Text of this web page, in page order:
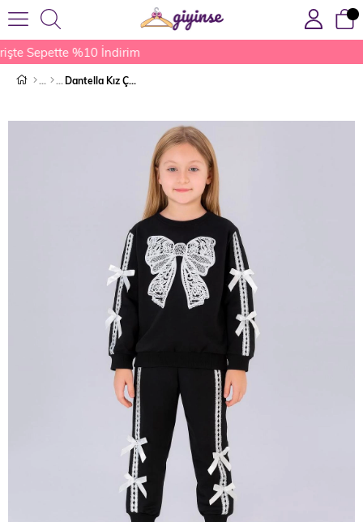
Sepette %10 İndirim
Dantella Kız Çocuk Eşofman Takımı Siyah